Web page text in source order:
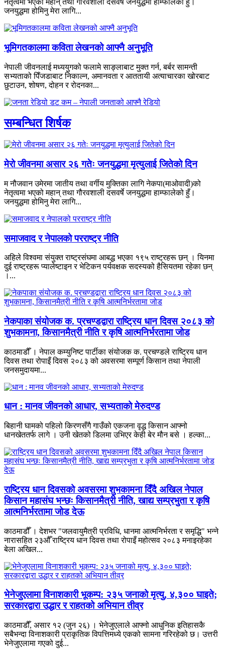
नेतृत्वमा भएको महान् तथा गौरवशाली दसवर्षे जनयुद्धमा हाम्फालेको हुँ।
जनयुद्धमा होमिनु मेरा लागि...
भूमिगतकालमा कविता लेखनको आफ्नै अनुभूति
नेपाली जीवनलाई मध्ययुगको फलामे साङ्लाबाट मुक्त गर्न, बर्बर सामन्ती
सभ्यताको पिँजडाबाट निकाल्न, अमानवता र आततायी अत्याचारका खोरबाट
छुटाउन, शोषण, दोहन र रोदनका...
सम्बन्धित शिर्षक
मेरो जीवनमा असार २६ गतेः जनयुद्धमा मृत्युलाई जितेको दिन
म नौजवान उमेरमा जातीय तथा वर्गीय मुक्तिका लागि नेकपा(माओवादी)को
नेतृत्वमा भएको महान् तथा गौरवशाली दसवर्षे जनयुद्धमा हाम्फालेको हुँ।
जनयुद्धमा होमिनु मेरा लागि...
समाजवाद र नेपालको परराष्ट्र नीति
अहिले विश्वमा संयुक्त राष्ट्रसंघमा आबद्ध भएका १९५ राष्ट्रहरू छन् । यिनमा
दुई राष्ट्रहरू प्यालेष्टाइन र भेटिकन पर्यवक्षक सदस्यको हैसियतमा रहेका छन्
।...
नेकपाका संयोजक क. प्रचण्डद्वारा राष्ट्रिय धान दिवस २०८३ को
शुभकामना, किसानमैत्री नीति र कृषि आत्मनिर्भरतामा जोड
काठमाडौँ । नेपाल कम्युनिष्ट पार्टीका संयोजक क. प्रचण्डले राष्ट्रिय धान
दिवस तथा रोपाइँ दिवस २०८३ को अवसरमा सम्पूर्ण किसान तथा नेपाली
जनसमुदायमा...
धान : मानव जीवनको आधार, सभ्यताको मेरुदण्ड
बिहानी घामको पहिलो किरणसँगै गाउँको एकजना वृद्ध किसान आफ्नो
धानखेततर्फ लागे । उनी खेतको डिलमा उभिएर केही बेर मौन बसे । हल्का...
राष्ट्रिय धान दिवसको अवसरमा शुभकामना दिँदै अखिल नेपाल
किसान महासंघ भन्छः किसानमैत्री नीति, खाद्य सम्प्रभुता र कृषि
आत्मनिर्भरतामा जोड देऊ
काठमाडौँ । देशभर "जलवायुमैत्री प्रविधि, धानमा आत्मनिर्भरता र समृद्धि" भन्ने
नारासहित २३औँ राष्ट्रिय धान दिवस तथा रोपाइँ महोत्सव २०८३ मनाइरहेका
बेला अखिल...
भेनेजुएलामा विनाशकारी भूकम्प: २३५ जनाको मृत्यु, ४,३०० घाइते;
सरकारद्वारा उद्धार र राहतको अभियान तीव्र
काठमाडौँ, असार १२ (जुन २६) । भेनेजुएलाले आफ्नो आधुनिक इतिहासकै
सबैभन्दा विनाशकारी प्राकृतिक विपत्तिमध्ये एकको सामना गरिरहेको छ। उत्तरी
भेनेजुएलामा गएको दुई...